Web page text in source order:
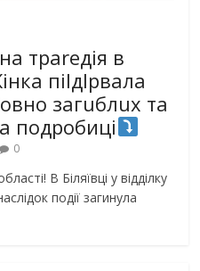
траrедія в
піlдlрвала
загuблuх та
подробиці
0
В Біляївці у відділку
події загинула